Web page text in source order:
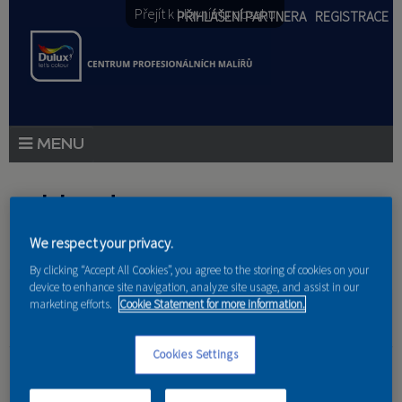
Přejít k hlavnímu obsahu
PŘIHLÁŠENÍ PARTNERA REGISTRACE
PORADENSTVÍ
AKCE A NOVINKY
PARTNEŘI
Jste zde
Domů»Partneri
Smart Line, s.r.o.
We respect your privacy.
By clicking “Accept All Cookies”, you agree to the storing of cookies on your
device to enhance site navigation, analyze site usage, and assist in our
marketing efforts. Cookie Statement for more information.
Cookies Settings